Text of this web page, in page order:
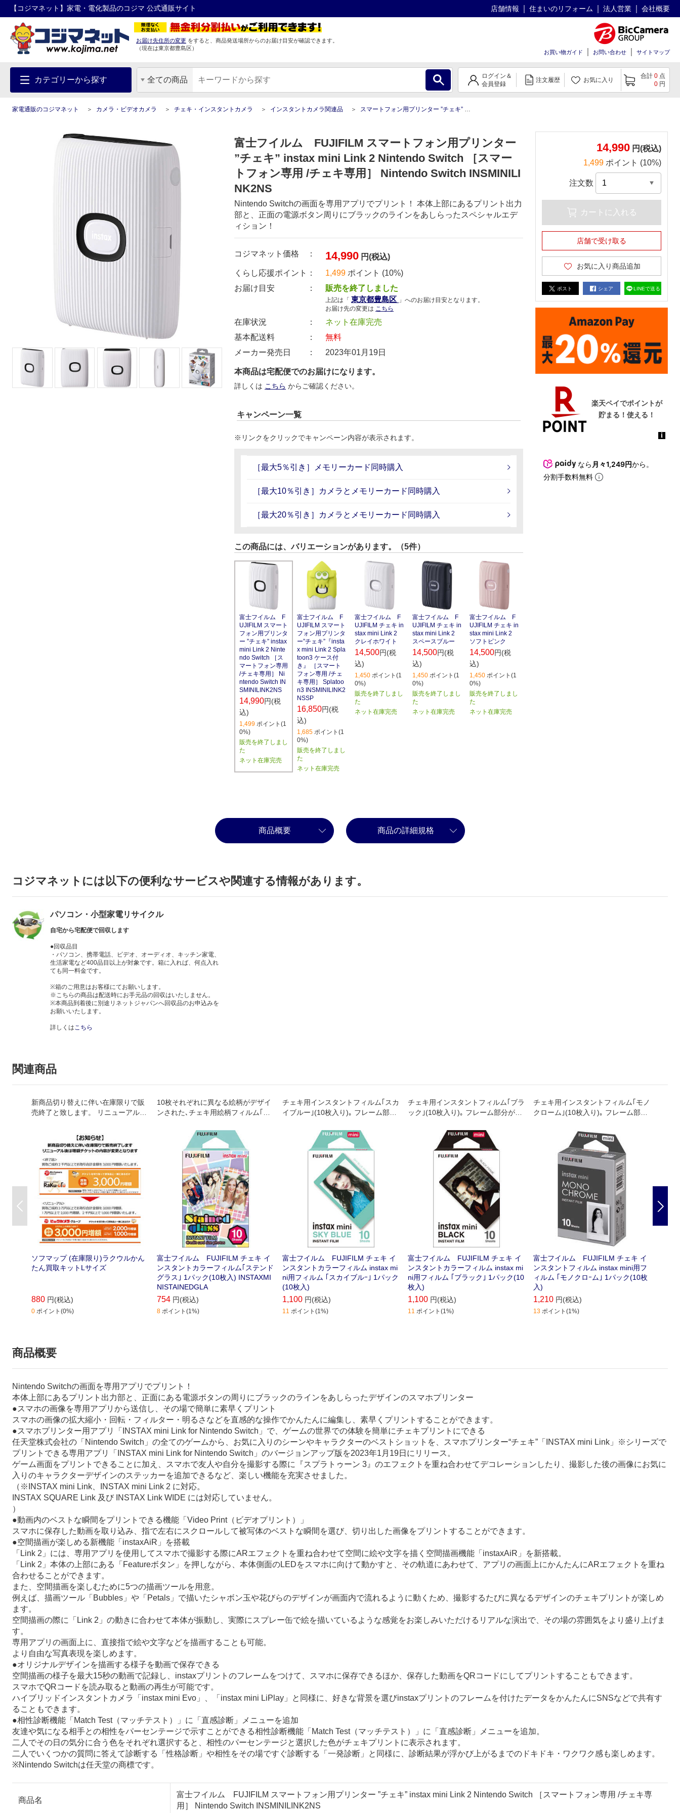
【コジマネット】家電・電化製品のコジマ 公式通販サイト 店舗情報 住まいのリフォーム 法人営業 会社概要
お届け先住所の変更 をすると、商品発送場所からのお届け目安が確認できます。
（現在は東京都豊島区）
お買い物ガイド お問い合わせ サイトマップ
カテゴリーから探す 全ての商品
ログイン＆
会員登録
注文履歴 お気に入り
合計 0 点
0 円
家電通販のコジマネット カメラ・ビデオカメラ チェキ・インスタントカメラ インスタントカメラ関連品 スマートフォン用プリンター ”チェキ” instax mini Link 2 Nintendo Switch ［スマートフォン専用 /チェキ専用］ Nintendo Switch
富士フイルム FUJIFILM スマートフォン用プリンター
”チェキ” instax mini Link 2 Nintendo Switch ［スマー
トフォン専用 /チェキ専用］ Nintendo Switch INSMINILI
NK2NS
Nintendo Switchの画面を専用アプリでプリント！ 本体上部にあるプリント出力
部と、正面の電源ボタン周りにブラックのラインをあしらったスペシャルエデ
ィション！
コジマネット価格 ： 14,990 円(税込)
くらし応援ポイント：
1,499 ポイント (10%)
お届け目安 ：
販売を終了しました
上記は「 東京都豊島区 」へのお届け目安となります。
お届け先の変更は こちら
在庫状況 ：
ネット在庫完売
基本配送料 ：
無料
メーカー発売日 ：
2023年01月19日
本商品は宅配便でのお届けになります。
詳しくは こちら からご確認ください。
キャンペーン一覧
※リンクをクリックでキャンペーン内容が表示されます。
［最大5％引き］メモリーカード同時購入
［最大10％引き］カメラとメモリーカード同時購入
［最大20％引き］カメラとメモリーカード同時購入
この商品には、バリエーションがあります。（5件）
富士フイルム F
UJIFILM スマート
フォン用プリンタ
ー ”チェキ” instax
mini Link 2 Ninte
ndo Switch ［ス
マートフォン専用
/チェキ専用］ Ni
ntendo Switch IN
SMINILINK2NS
14,990円(税
込)
1,499 ポイント(1
0%)
販売を終了しまし
た
ネット在庫完売
富士フイルム F
UJIFILM スマート
フォン用プリンタ
ー”チェキ”『insta
x mini Link 2 Spla
toon3 ケース付
き』 ［スマート
フォン専用 /チェ
キ専用］ Splatoo
n3 INSMINILINK2
NSSP
16,850円(税
込)
1,685 ポイント(1
0%)
販売を終了しまし
た
ネット在庫完売
富士フイルム F
UJIFILM チェキ in
stax mini Link 2
クレイホワイト
14,500円(税
込)
1,450 ポイント(1
0%)
販売を終了しまし
た
ネット在庫完売
富士フイルム F
UJIFILM チェキ in
stax mini Link 2
スペースブルー
14,500円(税
込)
1,450 ポイント(1
0%)
販売を終了しまし
た
ネット在庫完売
富士フイルム F
UJIFILM チェキ in
stax mini Link 2
ソフトピンク
14,500円(税
込)
1,450 ポイント(1
0%)
販売を終了しまし
た
ネット在庫完売
14,990 円(税込)
1,499 ポイント (10%)
注文数
カートに入れる
店舗で受け取る
お気に入り商品追加
ポスト シェア LINEで送る
なら 月々1,249円から。
分割手数料無料
商品概要 商品の詳細規格
コジマネットには以下の便利なサービスや関連する情報があります。
パソコン・小型家電リサイクル
自宅から宅配便で回収します
●回収品目
・パソコン、携帯電話、ビデオ、オーディオ、キッチン家電、
生活家電など400品目以上が対象です。箱に入れば、何点入れ
ても同一料金です。
※箱のご用意はお客様にてお願いします。
※こちらの商品は配送時にお手元品の回収はいたしません。
※本商品到着後に別途リネットジャパンへ回収品のお申込みを
お願いいたします。
詳しくは こちら
関連商品
Previous
新商品切り替えに伴い在庫限りで販
売終了と致します。 リニューアル後
ソフマップ (在庫限り)ラクウルかん
たん買取キットLサイズ
880 円(税込)
0 ポイント(0%)
10枚それぞれに異なる絵柄がデザイ
ンされた､チェキ用絵柄フィルム｢ス
富士フイルム FUJIFILM チェキ イ
ンスタントカラーフィルム｢ステンド
グラス｣ 1パック(10枚入) INSTAXMI
NISTAINEDGLA
754 円(税込)
8 ポイント(1%)
チェキ用インスタントフィルム｢スカ
イブルー｣(10枚入り)｡ フレーム部分
富士フイルム FUJIFILM チェキ イ
ンスタントカラーフィルム instax mi
ni用フィルム ｢スカイブルｰ｣ 1パック
(10枚入)
1,100 円(税込)
11 ポイント(1%)
チェキ用インスタントフィルム｢ブラ
ック｣(10枚入り)｡ フレーム部分がブ
富士フイルム FUJIFILM チェキ イ
ンスタントカラーフィルム instax mi
ni用フィルム ｢ブラック｣ 1パック(10
枚入)
1,100 円(税込)
11 ポイント(1%)
チェキ用インスタントフィルム｢モノ
クローム｣(10枚入り)｡ フレーム部分
富士フイルム FUJIFILM チェキ イ
ンスタントフィルム instax mini用フ
ィルム ｢モノクロｰム｣ 1パック(10枚
入)
1,210 円(税込)
13 ポイント(1%)
商品概要
Nintendo Switchの画面を専用アプリでプリント！
本体上部にあるプリント出力部と、正面にある電源ボタンの周りにブラックのラインをあしらったデザインのスマホプリンター
●スマホの画像を専用アプリから送信し、その場で簡単に素早くプリント
スマホの画像の拡大縮小・回転・フィルター・明るさなどを直感的な操作でかんたんに編集し、素早くプリントすることができます。
●スマホプリンター用アプリ「INSTAX mini Link for Nintendo Switch」で、ゲームの世界での体験を簡単にチェキプリントにできる
任天堂株式会社の「Nintendo Switch」の全てのゲームから、お気に入りのシーンやキャラクターのベストショットを、スマホプリンター“チェキ”「INSTAX mini Link」※シリーズで
プリントできる専用アプリ「INSTAX mini Link for Nintendo Switch」のバージョンアップ版を2023年1月19日にリリース。
ゲーム画面をプリントできることに加え、スマホで友人や自分を撮影する際に『スプラトゥーン 3』のエフェクトを重ね合わせてデコレーションしたり、撮影した後の画像にお気に
入りのキャラクターデザインのステッカーを追加できるなど、楽しい機能を充実させました。
（※INSTAX mini Link、INSTAX mini Link 2 に対応。
INSTAX SQUARE Link 及び INSTAX Link WIDE には対応していません。
）
●動画内のベストな瞬間をプリントできる機能「Video Print（ビデオプリント）」
スマホに保存した動画を取り込み、指で左右にスクロールして被写体のベストな瞬間を選び、切り出した画像をプリントすることができます。
●空間描画が楽しめる新機能「instaxAiR」を搭載
「Link 2」には、専用アプリを使用してスマホで撮影する際にARエフェクトを重ね合わせて空間に絵や文字を描く空間描画機能「instaxAiR」を新搭載。
「Link 2」本体の上部にある「Featureボタン」を押しながら、本体側面のLEDをスマホに向けて動かすと、その軌道にあわせて、アプリの画面上にかんたんにARエフェクトを重ね
合わせることができます。
また、空間描画を楽しむために5つの描画ツールを用意。
例えば、描画ツール「Bubbles」や「Petals」で描いたシャボン玉や花びらのデザインが画面内で流れるように動くため、撮影するたびに異なるデザインのチェキプリントが楽しめ
ます。
空間描画の際に「Link 2」の動きに合わせて本体が振動し、実際にスプレー缶で絵を描いているような感覚をお楽しみいただけるリアルな演出で、その場の雰囲気をより盛り上げま
す。
専用アプリの画面上に、直接指で絵や文字などを描画することも可能。
より自由な写真表現を楽しめます。
●オリジナルデザインを描画する様子を動画で保存できる
空間描画の様子を最大15秒の動画で記録し、instaxプリントのフレームをつけて、スマホに保存できるほか、保存した動画をQRコードにしてプリントすることもできます。
スマホでQRコードを読み取ると動画の再生が可能です。
ハイブリッドインスタントカメラ「instax mini Evo」、「instax mini LiPlay」と同様に、好きな背景を選びinstaxプリントのフレームを付けたデータをかんたんにSNSなどで共有す
ることもできます。
●相性診断機能「Match Test（マッチテスト）」に「直感診断」メニューを追加
友達や気になる相手との相性をパーセンテージで示すことができる相性診断機能「Match Test（マッチテスト）」に「直感診断」メニューを追加。
二人でその日の気分に合う色をそれぞれ選択すると、相性のパーセンテージと選択した色がチェキプリントに表示されます。
二人でいくつかの質問に答えて診断する「性格診断」や相性をその場ですぐ診断する「一発診断」と同様に、診断結果が浮かび上がるまでのドキドキ・ワクワク感も楽しめます。
※Nintendo Switchは任天堂の商標です。
商品名
富士フイルム FUJIFILM スマートフォン用プリンター ”チェキ” instax mini Link 2 Nintendo Switch ［スマートフォン専用 /チェキ専
用］ Nintendo Switch INSMINILINK2NS